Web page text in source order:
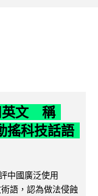
英文 稱
搖科技話語
中國廣泛使用
語，認為做法侵蝕